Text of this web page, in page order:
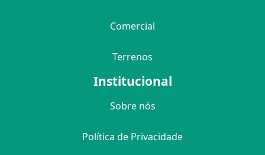
Comercial
Terrenos
Institucional
Sobre nós
Política de Privacidade